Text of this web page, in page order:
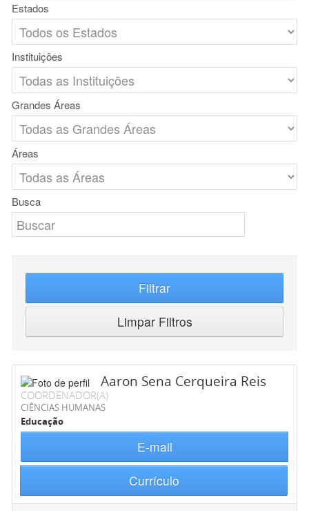
Estados
Instituições
Grandes Áreas
Áreas
Busca
Filtrar
Limpar Filtros
Aaron Sena Cerqueira Reis
COORDENADOR(A)
CIÊNCIAS HUMANAS
Educação
E-mail
Currículo